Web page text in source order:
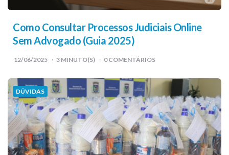
Como Consultar Processos Judiciais Online
Sem Advogado (Guia 2025)
12/06/2025 3 MINUTO(S) 0 COMENTÁRIOS
DÚVIDAS